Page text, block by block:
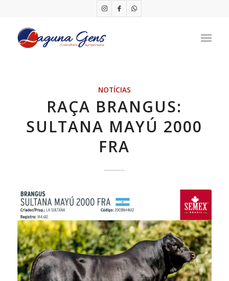
NOTÍCIAS
RAÇA BRANGUS:
SULTANA MAYÚ 2000
FRA